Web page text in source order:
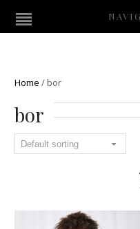
Home /bor
bor